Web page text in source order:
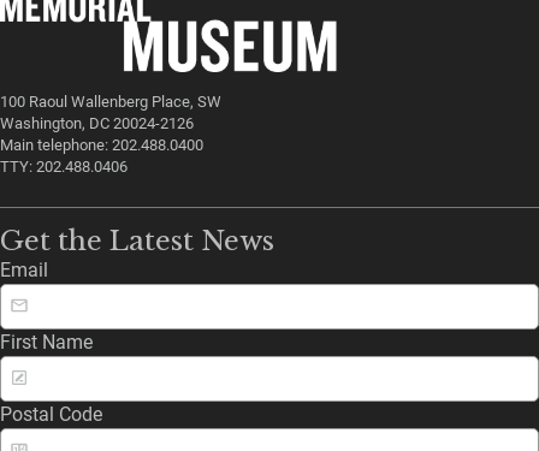
100 Raoul Wallenberg Place, SW
Washington, DC 20024-2126
Main telephone: 202.488.0400
TTY: 202.488.0406
Get the Latest News
Email
First Name
Postal Code